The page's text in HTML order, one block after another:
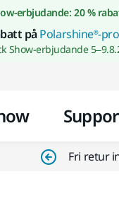
erbjudande: 20 %
påPolarshine®-
Show-erbjudande
Fri retur